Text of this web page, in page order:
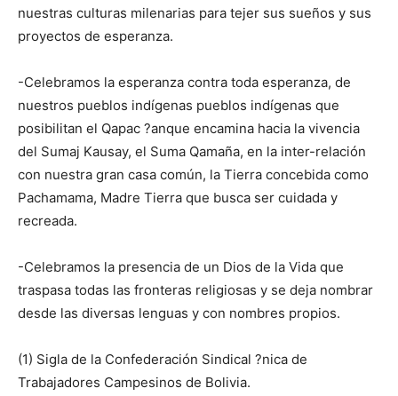
nuestras culturas milenarias para tejer sus sueños y sus
proyectos de esperanza.
-Celebramos la esperanza contra toda esperanza, de
nuestros pueblos indígenas pueblos indígenas que
posibilitan el Qapac ?anque encamina hacia la vivencia
del Sumaj Kausay, el Suma Qamaña, en la inter-relación
con nuestra gran casa común, la Tierra concebida como
Pachamama, Madre Tierra que busca ser cuidada y
recreada.
-Celebramos la presencia de un Dios de la Vida que
traspasa todas las fronteras religiosas y se deja nombrar
desde las diversas lenguas y con nombres propios.
(1) Sigla de la Confederación Sindical ?nica de
Trabajadores Campesinos de Bolivia.